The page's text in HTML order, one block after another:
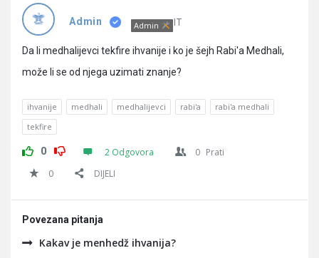
Pitanja
Admin Admin IT
Da li medhalijevci tekfire ihvanije i ko je šejh Rabi'a Medhali,
može li se od njega uzimati znanje?
ihvanije medhali medhalijevci rabi'a
rabi'a medhali
tekfire
0 2 Odgovora 0 Prati
0
DIJELI
Povezana pitanja
Kakav je menhedž ihvanija?